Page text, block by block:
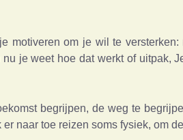
motiveren om je wil te
je weet hoe dat werkt of uitpak,
begrijpen, de weg te
naar toe reizen soms fysiek, om